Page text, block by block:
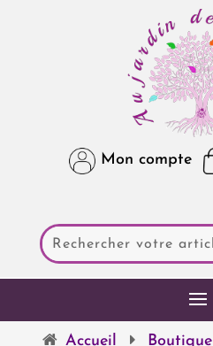
Mon compte
Accueil Boutique